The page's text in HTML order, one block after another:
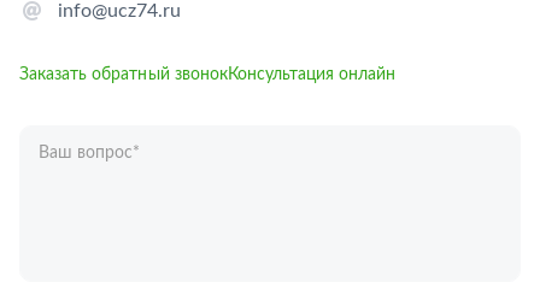
info@ucz74.ru
Заказать обратный звонокКонсультация онлайн
Ваш вопрос*